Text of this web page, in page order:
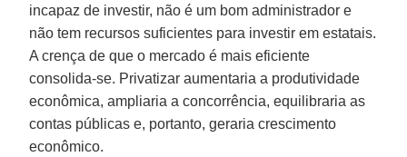
incapaz de investir, não é um bom administrador e
não tem recursos suficientes para investir em estatais.
A crença de que o mercado é mais eficiente
consolida-se. Privatizar aumentaria a produtividade
econômica, ampliaria a concorrência, equilibraria as
contas públicas e, portanto, geraria crescimento
econômico.